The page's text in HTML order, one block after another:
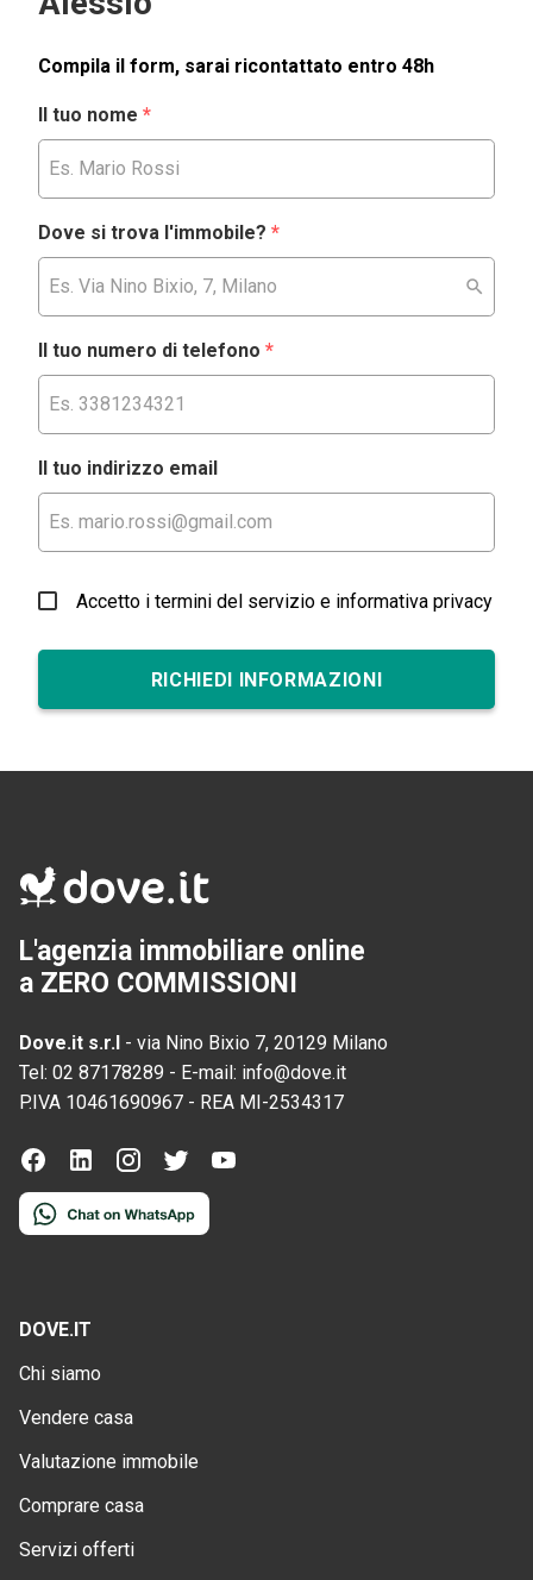
Compila il form, sarai ricontattato entro 48h
Il tuo nome *
Dove si trova l'immobile? *
Il tuo numero di telefono *
Il tuo indirizzo email
Accetto i termini del servizio e informativa privacy
RICHIEDI INFORMAZIONI
L'agenzia immobiliare online
a ZERO COMMISSIONI
Dove.it s.r.l - via Nino Bixio 7, 20129 Milano
Tel: 02 87178289 - E-mail: info@dove.it
P.IVA 10461690967 - REA MI-2534317
DOVE.IT
Chi siamo
Vendere casa
Valutazione immobile
Comprare casa
Servizi offerti